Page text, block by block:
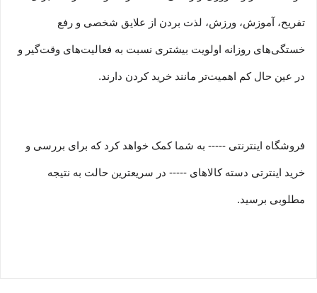
تفریح، آموزش، ورزش، لذت بردن از علایق شخصی و رفع
خستگی‏‏‌های روزانه اولویت بیشتری نسبت به فعالیت‌‏‏‏های وقت‌گیر و
در عین حال کم اهمیت‏‏‏‌تر مانند خرید کردن دارند.
فروشگاه اینترنتی ----- به شما کمک خواهد کرد که برای بررسی و
خرید اینترتی دسته کالاهای ----- در سریعترین حالت به نتیجه
مطلوبی برسید.